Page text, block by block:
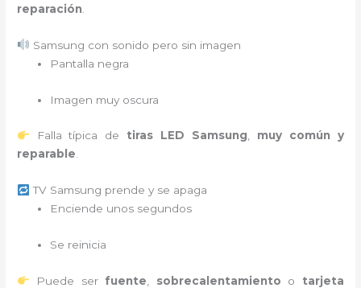
reparación
Samsung con sonido pero sin imagen
Pantalla negra
Imagen muy oscura
Falla típica de tiras LED Samsung, muy común y
reparable.
TV Samsung prende y se apaga
Enciende unos segundos
Se reinicia
Puede ser fuente sobrecalentamiento o tarjeta